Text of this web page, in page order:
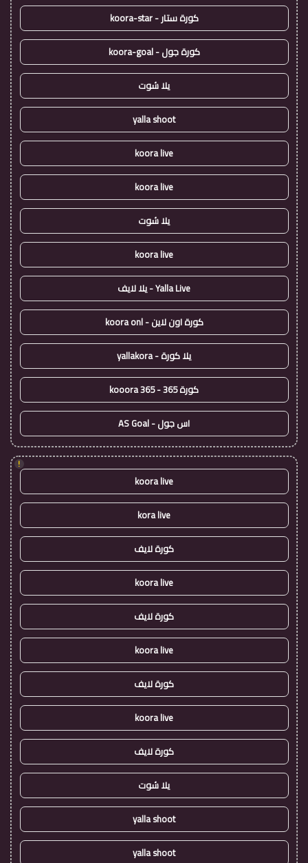
كورة ستار - koora-star
كورة جول - koora-goal
يلا شوت
yalla shoot
koora live
koora live
يلا شوت
koora live
Yalla Live - يلا لايف
كورة اون لاين - koora onl
يلا كورة - yallakora
كورة 365 - kooora 365
اس جول - AS Goal
!
koora live
kora live
كورة لايف
koora live
كورة لايف
koora live
كورة لايف
koora live
كورة لايف
يلا شوت
yalla shoot
yalla shoot